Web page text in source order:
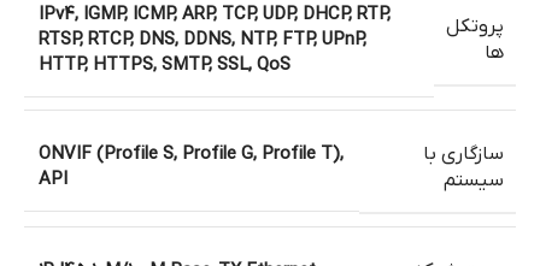
پروتکل
ها
IPv4, IGMP, ICMP, ARP, TCP, UDP, DHCP, RTP,
RTSP, RTCP, DNS, DDNS, NTP, FTP, UPnP,
HTTP, HTTPS, SMTP, SSL, QoS
سازگاری با
سیستم
ONVIF (Profile S, Profile G, Profile T),
API